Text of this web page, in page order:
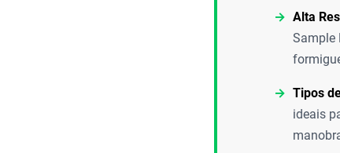
Alta
Sample
Tipos
ideais